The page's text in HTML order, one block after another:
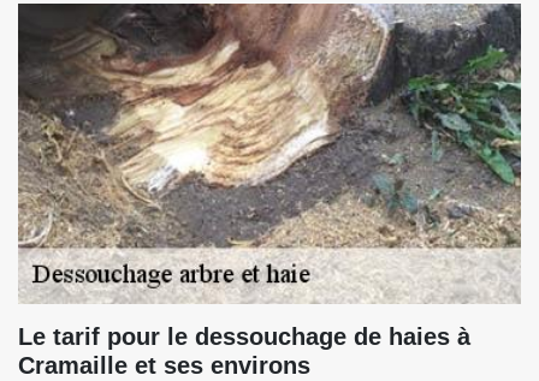
Le tarif pour le dessouchage de haies à
Cramaille et ses environs